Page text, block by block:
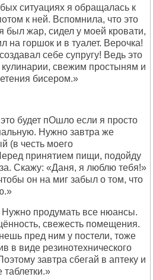
ситуациях я обращалась к
к ней. Вспомнила, что это
был жар, сидел у моей кровати,
на горшок и в туалет. Верочка!
себе супругу! Ведь это
свежим простыням и
бисером.»
будет пОшло если я просто
Нужно завтра же
(в честь моего
принятием пищи, подойду
Скажу: «Даня, я люблю тебя!»
он на миг забыл о том, что
продумать все нюансы.
свежесть помещения.
пред ним у постели, тоже
в виде резинотехнического
завтра сбегай в аптеку и
таблетки.»